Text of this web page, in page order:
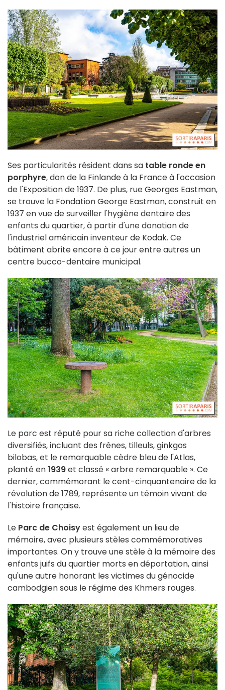
Ses particularités résident dans sa table ronde en
porphyre, don de la Finlande à la France à l'occasion
de l'Exposition de 1937. De plus, rue Georges Eastman,
se trouve la Fondation George Eastman, construit en
1937 en vue de surveiller l'hygiène dentaire des
enfants du quartier, à partir d'une donation de
l'industriel américain inventeur de Kodak. Ce
bâtiment abrite encore à ce jour entre autres un
centre bucco-dentaire municipal.
Le parc est réputé pour sa riche collection d'arbres
diversifiés, incluant des frênes, tilleuls, ginkgos
bilobas, et le remarquable cèdre bleu de l'Atlas,
planté en1939et classé « arbre remarquable ». Ce
dernier, commémorant le cent-cinquantenaire de la
révolution de 1789, représente un témoin vivant de
l'histoire française.
Le Parc de Choisyest également un lieu de
mémoire, avec plusieurs stèles commémoratives
importantes. On y trouve une stèle à la mémoire des
enfants juifs du quartier morts en déportation, ainsi
qu'une autre honorant les victimes du génocide
cambodgien sous le régime des Khmers rouges.